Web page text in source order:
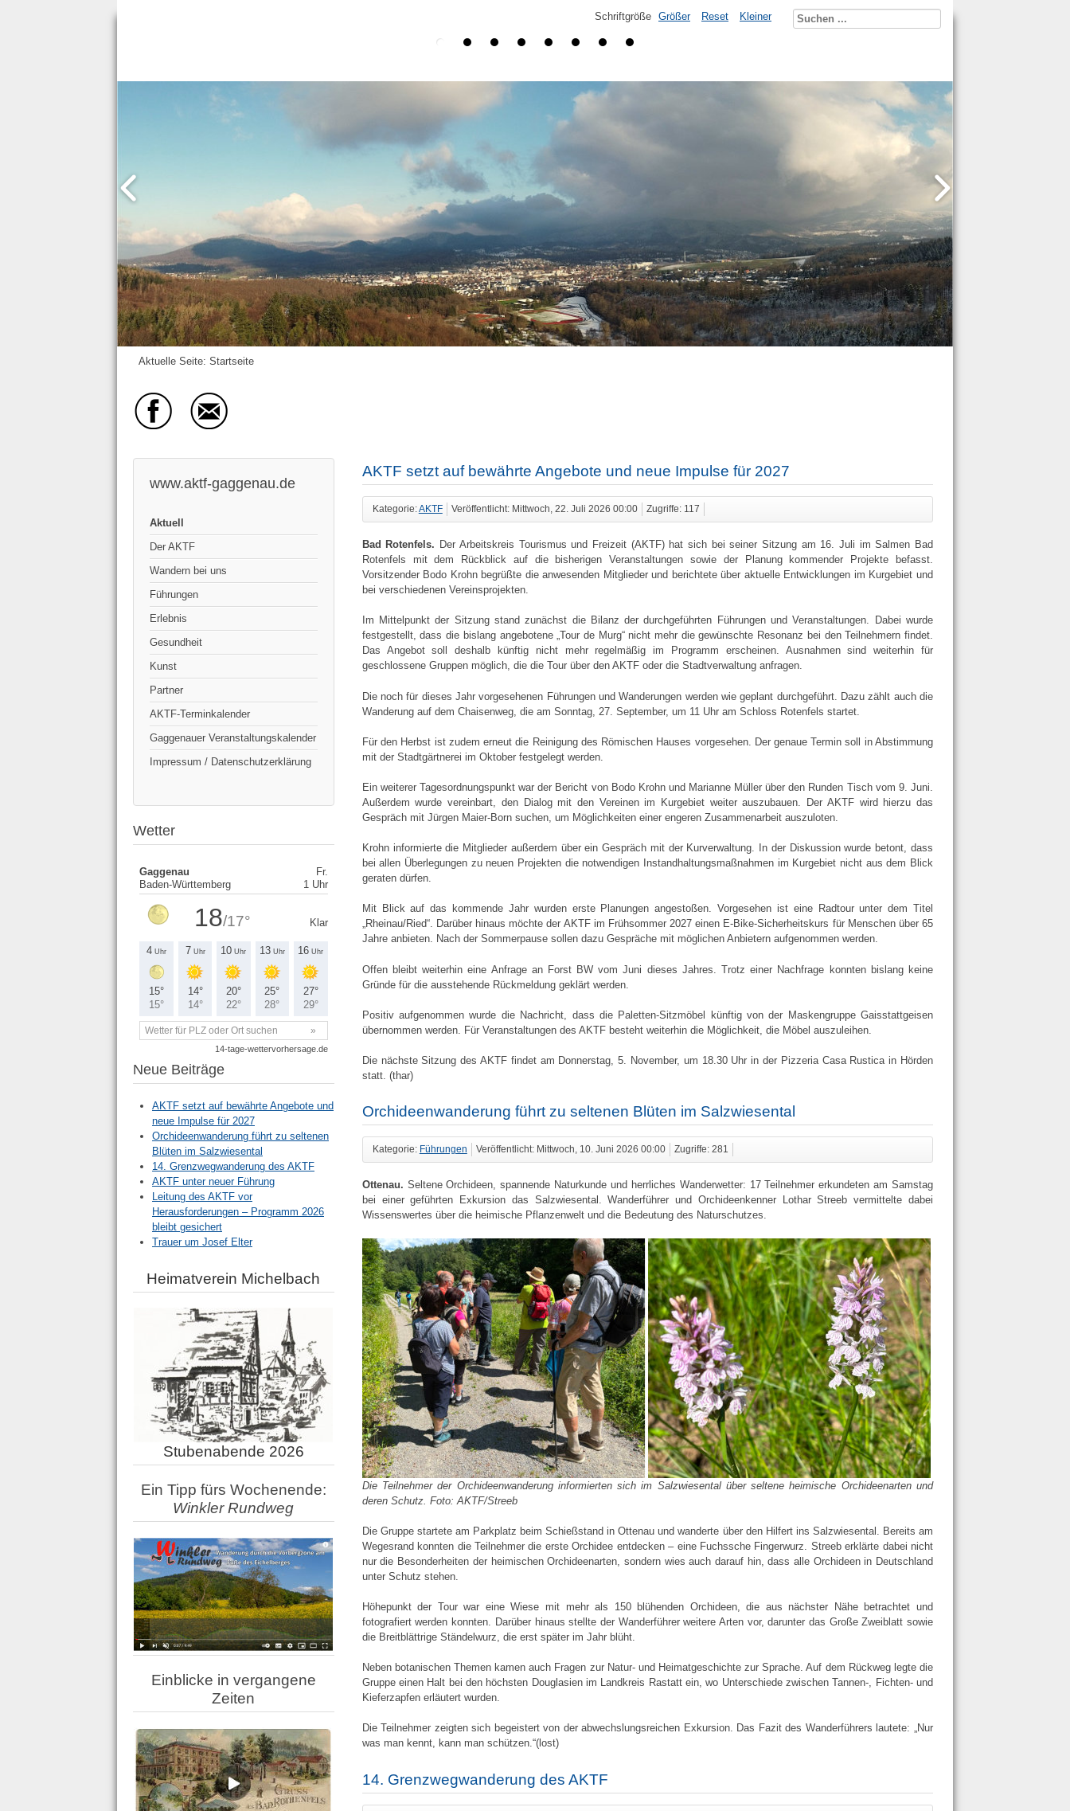
Schriftgröße Größer Reset Kleiner
Aktuelle Seite: Startseite
www.aktf-gaggenau.de
Aktuell
Der AKTF
Wandern bei uns
Führungen
Erlebnis
Gesundheit
Kunst
Partner
AKTF-Terminkalender
Gaggenauer Veranstaltungskalender
Impressum / Datenschutzerklärung
Wetter
Neue Beiträge
AKTF setzt auf bewährte Angebote und
neue Impulse für 2027
Orchideenwanderung führt zu seltenen
Blüten im Salzwiesental
14. Grenzwegwanderung des AKTF
AKTF unter neuer Führung
Leitung des AKTF vor
Herausforderungen – Programm 2026
bleibt gesichert
Trauer um Josef Elter
Heimatverein Michelbach
Stubenabende 2026
Ein Tipp fürs Wochenende:
Winkler Rundweg
Einblicke in vergangene
Zeiten
AKTF setzt auf bewährte Angebote und neue Impulse für 2027
Kategorie:AKTF Veröffentlicht: Mittwoch, 22. Juli 2026 00:00 Zugriffe: 117
Bad Rotenfels. Der Arbeitskreis Tourismus und Freizeit (AKTF) hat sich bei seiner Sitzung am 16. Juli im Salmen Bad
Rotenfels mit dem Rückblick auf die bisherigen Veranstaltungen sowie der Planung kommender Projekte befasst.
Vorsitzender Bodo Krohn begrüßte die anwesenden Mitglieder und berichtete über aktuelle Entwicklungen im Kurgebiet und
bei verschiedenen Vereinsprojekten.
Im Mittelpunkt der Sitzung stand zunächst die Bilanz der durchgeführten Führungen und Veranstaltungen. Dabei wurde
festgestellt, dass die bislang angebotene „Tour de Murg“ nicht mehr die gewünschte Resonanz bei den Teilnehmern findet.
Das Angebot soll deshalb künftig nicht mehr regelmäßig im Programm erscheinen. Ausnahmen sind weiterhin für
geschlossene Gruppen möglich, die die Tour über den AKTF oder die Stadtverwaltung anfragen.
Die noch für dieses Jahr vorgesehenen Führungen und Wanderungen werden wie geplant durchgeführt. Dazu zählt auch die
Wanderung auf dem Chaisenweg, die am Sonntag, 27. September, um 11 Uhr am Schloss Rotenfels startet.
Für den Herbst ist zudem erneut die Reinigung des Römischen Hauses vorgesehen. Der genaue Termin soll in Abstimmung
mit der Stadtgärtnerei im Oktober festgelegt werden.
Ein weiterer Tagesordnungspunkt war der Bericht von Bodo Krohn und Marianne Müller über den Runden Tisch vom 9. Juni.
Außerdem wurde vereinbart, den Dialog mit den Vereinen im Kurgebiet weiter auszubauen. Der AKTF wird hierzu das
Gespräch mit Jürgen Maier-Born suchen, um Möglichkeiten einer engeren Zusammenarbeit auszuloten.
Krohn informierte die Mitglieder außerdem über ein Gespräch mit der Kurverwaltung. In der Diskussion wurde betont, dass
bei allen Überlegungen zu neuen Projekten die notwendigen Instandhaltungsmaßnahmen im Kurgebiet nicht aus dem Blick
geraten dürfen.
Mit Blick auf das kommende Jahr wurden erste Planungen angestoßen. Vorgesehen ist eine Radtour unter dem Titel
„Rheinau/Ried“. Darüber hinaus möchte der AKTF im Frühsommer 2027 einen E-Bike-Sicherheitskurs für Menschen über 65
Jahre anbieten. Nach der Sommerpause sollen dazu Gespräche mit möglichen Anbietern aufgenommen werden.
Offen bleibt weiterhin eine Anfrage an Forst BW vom Juni dieses Jahres. Trotz einer Nachfrage konnten bislang keine
Gründe für die ausstehende Rückmeldung geklärt werden.
Positiv aufgenommen wurde die Nachricht, dass die Paletten-Sitzmöbel künftig von der Maskengruppe Gaisstattgeisen
übernommen werden. Für Veranstaltungen des AKTF besteht weiterhin die Möglichkeit, die Möbel auszuleihen.
Die nächste Sitzung des AKTF findet am Donnerstag, 5. November, um 18.30 Uhr in der Pizzeria Casa Rustica in Hörden
statt. (thar)
Orchideenwanderung führt zu seltenen Blüten im Salzwiesental
Kategorie: Führungen Veröffentlicht: Mittwoch, 10. Juni 2026 00:00 Zugriffe: 281
Ottenau. Seltene Orchideen, spannende Naturkunde und herrliches Wanderwetter: 17 Teilnehmer erkundeten am Samstag
bei einer geführten Exkursion das Salzwiesental. Wanderführer und Orchideenkenner Lothar Streeb vermittelte dabei
Wissenswertes über die heimische Pflanzenwelt und die Bedeutung des Naturschutzes.
Die Teilnehmer der Orchideenwanderung informierten sich im Salzwiesental über seltene heimische Orchideenarten und
deren Schutz. Foto: AKTF/Streeb
Die Gruppe startete am Parkplatz beim Schießstand in Ottenau und wanderte über den Hilfert ins Salzwiesental. Bereits am
Wegesrand konnten die Teilnehmer die erste Orchidee entdecken – eine Fuchssche Fingerwurz. Streeb erklärte dabei nicht
nur die Besonderheiten der heimischen Orchideenarten, sondern wies auch darauf hin, dass alle Orchideen in Deutschland
unter Schutz stehen.
Höhepunkt der Tour war eine Wiese mit mehr als 150 blühenden Orchideen, die aus nächster Nähe betrachtet und
fotografiert werden konnten. Darüber hinaus stellte der Wanderführer weitere Arten vor, darunter das Große Zweiblatt sowie
die Breitblättrige Ständelwurz, die erst später im Jahr blüht.
Neben botanischen Themen kamen auch Fragen zur Natur- und Heimatgeschichte zur Sprache. Auf dem Rückweg legte die
Gruppe einen Halt bei den höchsten Douglasien im Landkreis Rastatt ein, wo Unterschiede zwischen Tannen-, Fichten- und
Kieferzapfen erläutert wurden.
Die Teilnehmer zeigten sich begeistert von der abwechslungsreichen Exkursion. Das Fazit des Wanderführers lautete: „Nur
was man kennt, kann man schützen.“(lost)
14. Grenzwegwanderung des AKTF